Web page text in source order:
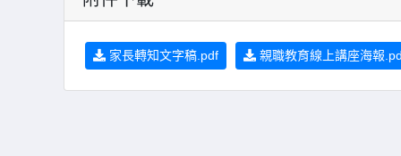
家長轉知文字稿.pdf 親職教育線上講座海報